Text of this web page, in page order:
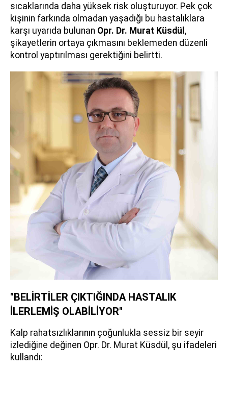
sıcaklarında daha yüksek risk oluşturuyor. Pek çok
kişinin farkında olmadan yaşadığı bu hastalıklara
karşı uyarıda bulunan Opr. Dr. Murat Küsdül ,
şikayetlerin ortaya çıkmasını beklemeden düzenli
kontrol yaptırılması gerektiğini belirtti.
"BELİRTİLER ÇIKTIĞINDA HASTALIK
İLERLEMİŞ OLABİLİYOR"
Kalp rahatsızlıklarının çoğunlukla sessiz bir seyir
izlediğine değinen Opr. Dr. Murat Küsdül, şu ifadeleri
kullandı: